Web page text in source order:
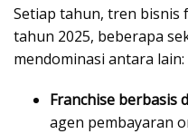
Setiap tahun, tren bisnis
tahun 2025, beberapa
mendominasi antara lain:
Franchise berbasis
agen pembayaran